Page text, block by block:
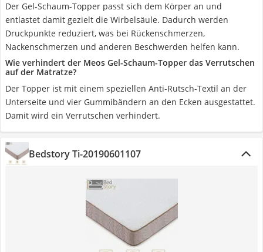
Der Gel-Schaum-Topper passt sich dem Körper an und
entlastet damit gezielt die Wirbelsäule. Dadurch werden
Druckpunkte reduziert, was bei Rückenschmerzen,
Nackenschmerzen und anderen Beschwerden helfen kann.
Wie verhindert der Meos Gel-Schaum-Topper das Verrutschen
auf der Matratze?
Der Topper ist mit einem speziellen Anti-Rutsch-Textil an der
Unterseite und vier Gummibändern an den Ecken ausgestattet.
Damit wird ein Verrutschen verhindert.
Bedstory Ti-20190601107